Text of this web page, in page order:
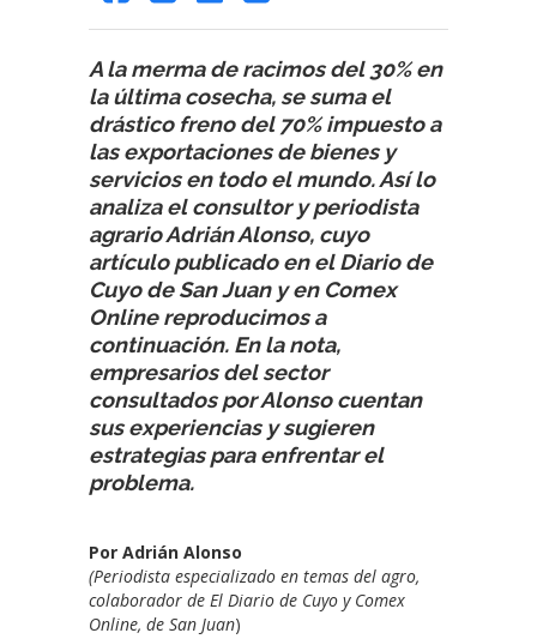
A la merma de racimos del 30% en
la última cosecha, se suma el
drástico freno del 70% impuesto a
las exportaciones de bienes y
servicios en todo el mundo. Así lo
analiza el consultor y periodista
agrario Adrián Alonso, cuyo
artículo publicado en el Diario de
Cuyo de San Juan y en Comex
Online reproducimos a
continuación. En la nota,
empresarios del sector
consultados por Alonso cuentan
sus experiencias y sugieren
estrategias para enfrentar el
problema.
Por Adrián Alonso
(Periodista especializado en temas del agro,
colaborador de El Diario de Cuyo y Comex
Online, de San Juan)